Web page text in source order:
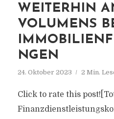
WEITERHIN
VOLUMENS
NGEN
24. Oktober 2023 2 Min.
Click to rate this